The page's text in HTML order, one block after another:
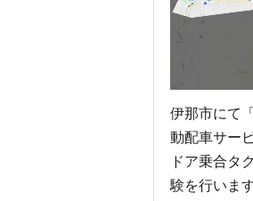
伊那市にて
動配車サー
ドア乗合タ
験を行いま